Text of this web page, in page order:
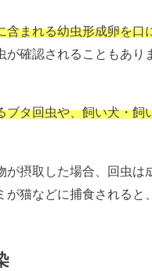
まれる幼虫形成卵を口
確認されることもあ
タ回虫や、飼い犬・飼
が摂取した場合、回虫
猫などに捕食されると